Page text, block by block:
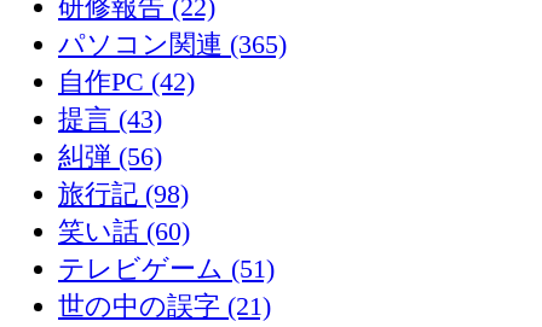
研修報告 (22)
パソコン関連 (365)
自作PC (42)
提言 (43)
糾弾 (56)
旅行記 (98)
笑い話 (60)
テレビゲーム (51)
世の中の誤字 (21)